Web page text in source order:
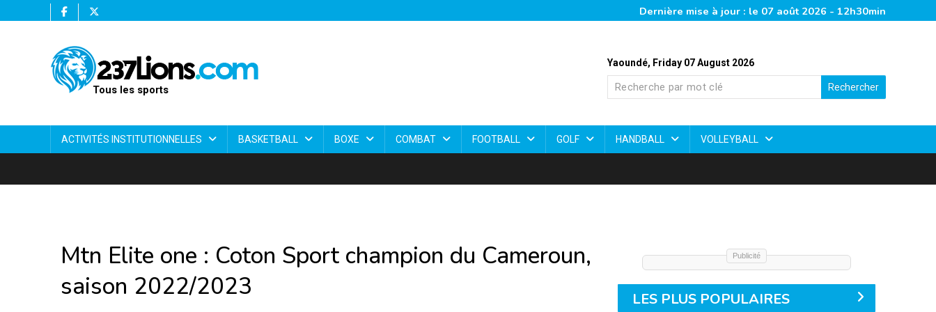
Dernière mise à jour : le 07 août 2026 - 12h30min
Yaoundé, Friday 07 August 2026
Rechercher
Tous les sports
ACTIVITÉS INSTITUTIONNELLES BASKETBALL BOXE COMBAT FOOTBALL GOLF HANDBALL VOLLEYBALL
Mtn Elite one : Coton Sport champion du Cameroun,
saison 2022/2023
Publicité
LES PLUS POPULAIRES